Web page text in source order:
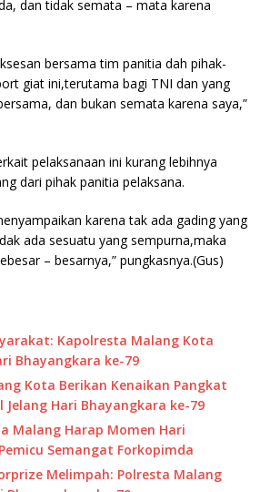
dan tidak semata – mata karena
bersama tim panitia dah pihak-
giat ini,terutama bagi TNI dan yang
dan bukan semata karena saya,”
pelaksanaan ini kurang lebihnya
dari pihak panitia pelaksana.
karena tak ada gading yang
ada sesuatu yang sempurna,maka
– besarnya,” pungkasnya.(Gus)
Kapolresta Malang Kota
Bhayangkara ke-79
Kota Berikan Kenaikan Pangkat
Jelang Hari Bhayangkara ke-79
Malang Harap Momen Hari
Semangat Forkopimda
Melimpah: Polresta Malang